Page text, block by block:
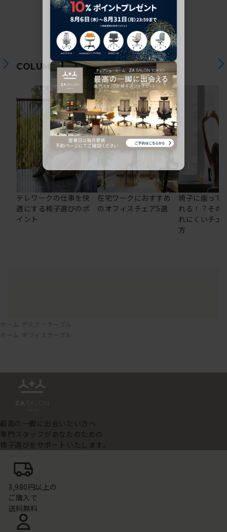
COLUMN関連コラム
テレワークの仕事を快
適にする椅子選びのポ
イント
在宅ワークにおすすめ
のオフィスチェア5選
椅子に座って
れる！？その
れにくいチェ
方
ホーム デスク・テーブル
ホーム
オフィステーブル
最高の一脚に出会いたい方へ
専門スタッフがあなたのための
椅子選びをサポートいたします。
3,980円以上の
ご購入で
送料無料